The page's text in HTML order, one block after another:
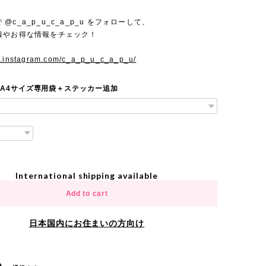
@c_a_p_u_c_a_p_u をフォローして、
お得な情報をチェック！
c_a_p_u_c_a_p_u/
サイズ専用袋＋ステッカー追加
International shipping available
Add to cart
日本国内にお住まいの方向け